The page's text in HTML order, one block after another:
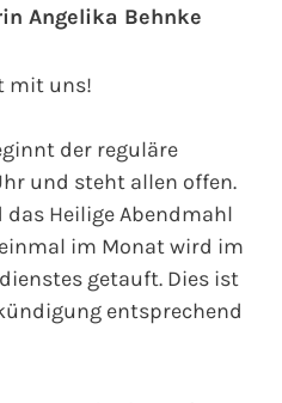
Angelika Behnke
mit uns!
der reguläre
und steht allen offen.
Heilige Abendmahl
im Monat wird im
getauft. Dies ist
entsprechend